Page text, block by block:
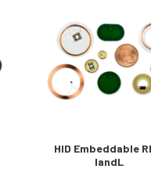
HID Embeddable
IandL